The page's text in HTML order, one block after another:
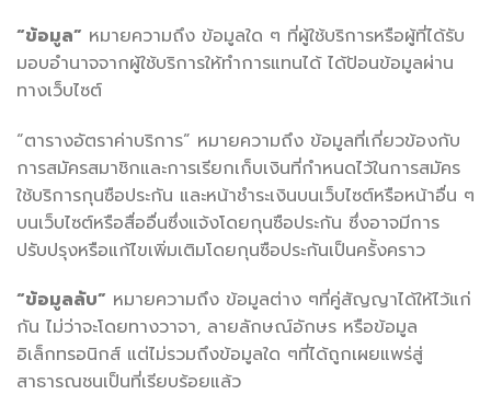
“ข้อมูล” หมายความถึง ข้อมูลใด ๆ ที่ผู้ใช้บริการหรือผู้ที่ได้รับ
มอบอำนาจจากผู้ใช้บริการให้ทำการแทนได้ ได้ป้อนข้อมูลผ่าน
ทางเว็บไซต์
“ตารางอัตราค่าบริการ” หมายความถึง ข้อมูลที่เกี่ยวข้องกับ
การสมัครสมาชิกและการเรียกเก็บเงินที่กำหนดไว้ในการสมัคร
ใช้บริการกุนซือประกัน และหน้าชำระเงินบนเว็บไซต์หรือหน้าอื่น ๆ
บนเว็บไซต์หรือสื่ออื่นซึ่งแจ้งโดยกุนซือประกัน ซึ่งอาจมีการ
ปรับปรุงหรือแก้ไขเพิ่มเติมโดยกุนซือประกันเป็นครั้งคราว
“ข้อมูลลับ” หมายความถึง ข้อมูลต่าง ๆที่คู่สัญญาได้ให้ไว้แก่
กัน ไม่ว่าจะโดยทางวาจา, ลายลักษณ์อักษร หรือข้อมูล
อิเล็กทรอนิกส์ แต่ไม่รวมถึงข้อมูลใด ๆที่ได้ถูกเผยแพร่สู่
สาธารณชนเป็นที่เรียบร้อยแล้ว